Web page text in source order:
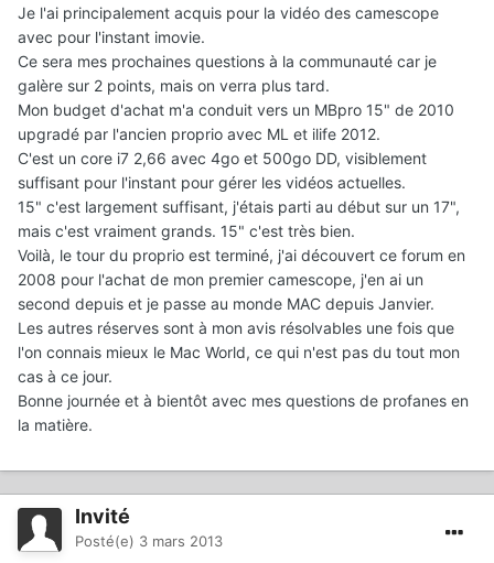
Je l'ai principalement acquis pour la vidéo des camescope
avec pour l'instant imovie.
Ce sera mes prochaines questions à la communauté car je
galère sur 2 points, mais on verra plus tard.
Mon budget d'achat m'a conduit vers un MBpro 15" de 2010
upgradé par l'ancien proprio avec ML et ilife 2012.
C'est un core i7 2,66 avec 4go et 500go DD, visiblement
suffisant pour l'instant pour gérer les vidéos actuelles.
15" c'est largement suffisant, j'étais parti au début sur un 17",
mais c'est vraiment grands. 15" c'est très bien.
Voilà, le tour du proprio est terminé, j'ai découvert ce forum en
2008 pour l'achat de mon premier camescope, j'en ai un
second depuis et je passe au monde MAC depuis Janvier.
Les autres réserves sont à mon avis résolvables une fois que
l'on connais mieux le Mac World, ce qui n'est pas du tout mon
cas à ce jour.
Bonne journée et à bientôt avec mes questions de profanes en
la matière.
Invité
Posté(e) 3 mars 2013